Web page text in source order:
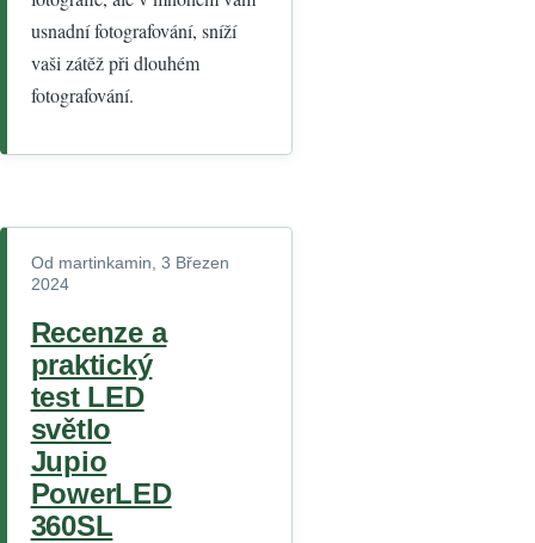
usnadní fotografování, sníží
vaši zátěž při dlouhém
fotografování.
Od martinkamin , 3 Březen
2024
Recenze a
praktický
test LED
světlo
Jupio
PowerLED
360SL